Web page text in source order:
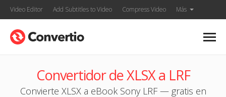
Video Editor Add Subtitles to Video Compress Video Más
Convertidor de XLSX a LRF
Convierte XLSX a eBook Sony LRF — gratis en